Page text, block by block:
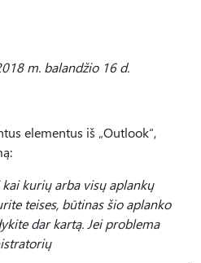
m. balandžio 16 d.
elementus iš „Outlook“,
kurių arba visų aplankų
teises, būtinas šio aplanko
dar kartą. Jei problema